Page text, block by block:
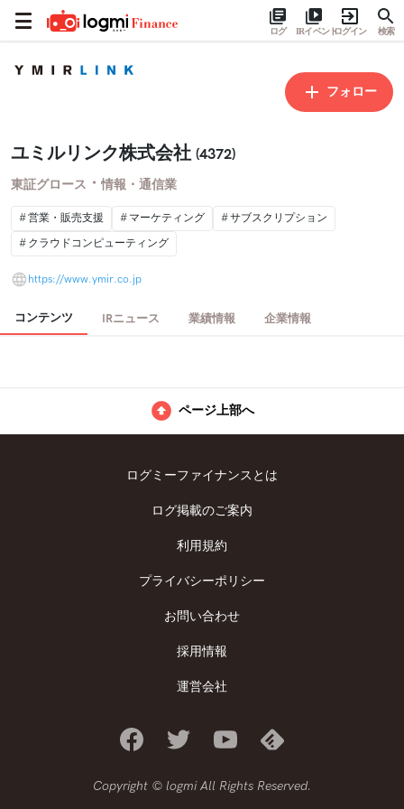
ログ IRイベントログイン 検索
フォロー
ユミルリンク株式会社 (4372)
東証グロース ・ 情報・通信業
営業・販売支援 マーケティング
サブスクリプション
クラウドコンピューティング
https://www.ymir.co.jp
コンテンツ IRニュース 業績情報 企業情報
ページ上部へ
ログミーファイナンスとは
ログ掲載のご案内
利用規約
プライバシーポリシー
お問い合わせ
採用情報
運営会社
Copyright © logmi All Rights Reserved.